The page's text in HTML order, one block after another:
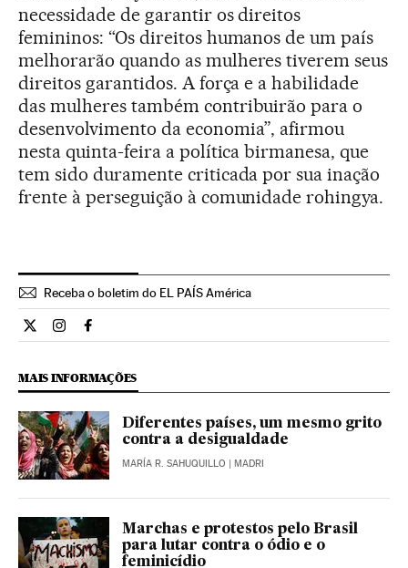
necessidade de garantir os direitos
femininos: “Os direitos humanos de um país
melhorarão quando as mulheres tiverem seus
direitos garantidos. A força e a habilidade
das mulheres também contribuirão para o
desenvolvimento da economia”, afirmou
nesta quinta-feira a política birmanesa, que
tem sido duramente criticada por sua inação
frente à perseguição à comunidade rohingya.
Receba o boletim do EL PAÍS América
Internacional El País Brasil en Twitter
Internacional El País Brasil en Instagram
Internacional El País Brasil en Facebook
MAIS INFORMAÇÕES
Diferentes países, um mesmo grito
contra a desigualdade
MARÍA R. SAHUQUILLO | MADRI
Marchas e protestos pelo Brasil
para lutar contra o ódio e o
feminicídio